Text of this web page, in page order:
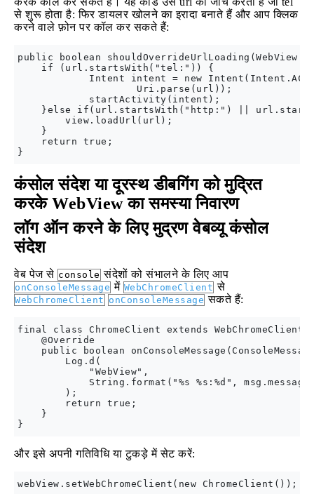
से शुरू होता है: फिर डायलर खोलने का इरादा बनाते हैं और आप क्लिक
करने वाले फ़ोन पर कॉल कर सकते हैं:
public boolean
    if (url.startsWith("tel:")) {
Intent intent = new
                    Uri.parse(url));
            startActivity(intent);
}else if(url.startsWith("http:") ||
        view.loadUrl(url);
    }
    return true;
कंसोल संदेश या दूरस्थ डीबगिंग को मुद्रित
करके WebView का समस्या निवारण
लॉग ऑन करने के लिए मुद्रण वेबव्यू कंसोल
संदेश
वेब पेज से console संदेशों को संभालने के लिए आप
onConsoleMessage में WebChromeClient से
WebChromeClient onConsoleMessage सकते हैं:
final class ChromeClient extends WebChromeClient
    @Override
public boolean
        Log.d(
            "WebView",
String.format("%s %s:%d",
        );
        return true;
    }
और इसे अपनी गतिविधि या टुकड़े में सेट करें: